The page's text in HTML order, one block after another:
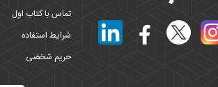
تماس با کتاب اول
شرایط استفاده
حریم شخضی